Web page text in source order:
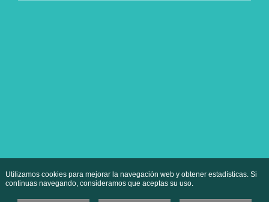
Utilizamos cookies para mejorar la navegación web y obtener estadísticas. Si
continuas navegando, consideramos que aceptas su uso.